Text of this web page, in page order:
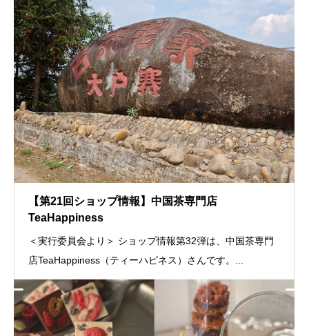
【第21回ショップ情報】中国茶専門店
TeaHappiness
＜実行委員会より＞ ショップ情報第32弾は、中国茶専門
店TeaHappiness（ティーハピネス）さんです。...